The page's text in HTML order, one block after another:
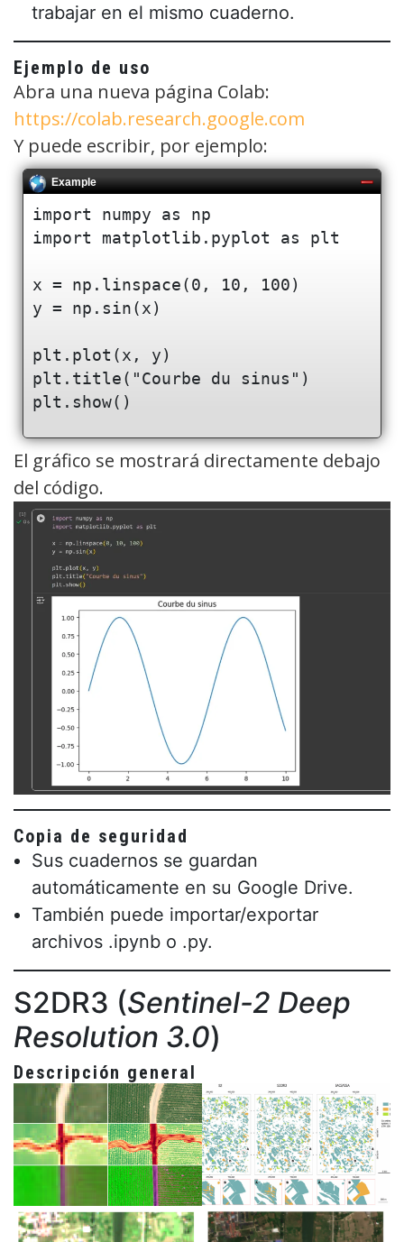
trabajar en el mismo cuaderno.
Ejemplo de uso
Abra una nueva página Colab:
https://colab.research.google.com
Y puede escribir, por ejemplo:
Example
import numpy as np
import matplotlib.pyplot as plt
x = np.linspace(0, 10, 100)
y = np.sin(x)
plt.plot(x, y)
plt.title("Courbe du sinus")
El gráfico se mostrará directamente debajo
del código.
Copia de seguridad
Sus cuadernos se guardan
automáticamente en su Google Drive.
También puede importar/exportar
archivos .ipynb o .py.
S2DR3 (Sentinel-2 Deep
Resolution 3.0)
Descripción general